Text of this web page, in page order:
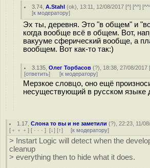
3.74 ,A.Stahl (ok), 13:11, 12/08/2017 [^] [^^] [
[к модератору]
Эх ты, деревня. Это "в общем" и
когда вообще всё в общем. Вот,
вакууме сферический вообще, а
вообщем. Вот как-то так:)
3.135 ,Олег Торбасов (?), 18:38, 27/08/2017
[ответить] [к модератору]
Мерзкое словцо, оно ещё
несуществующий в русском языке
1.17 ,Слона то вы и не заметили (?), 22:23, 11/
[ ﹢﹢﹢ ] [ · · · ] [↓] [↑] [к модератору]
> Instart Logic will detect when the
cleanup
> everything then to hide what it does.